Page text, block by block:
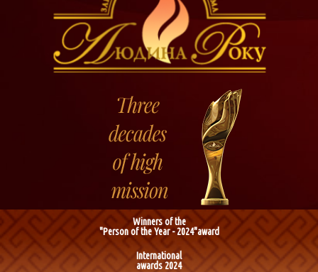
Winners of the
"Person of the Year - 2024"award
International
awards 2024